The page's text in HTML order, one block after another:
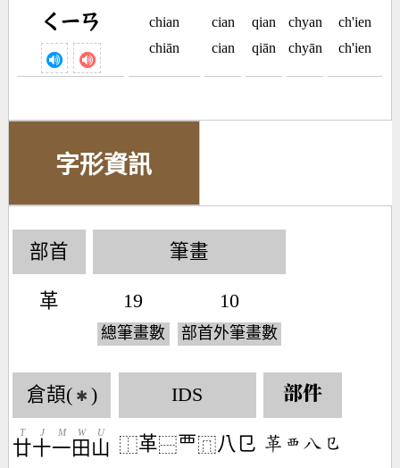
ㄑㄧㄢ
chian
chiān
cian
cian
qian
qiān
chyan
chyān
ch'ien
ch'ien
字形資訊
部首
革
筆畫
19
總筆畫數
10
部首外筆畫數
倉頡( ✱ )
廿
T
十
J
一
M
田
W
山
U
IDS
⿰革⿱覀⿵八㔾
部件
󶇚󶅧󶀯󶁋